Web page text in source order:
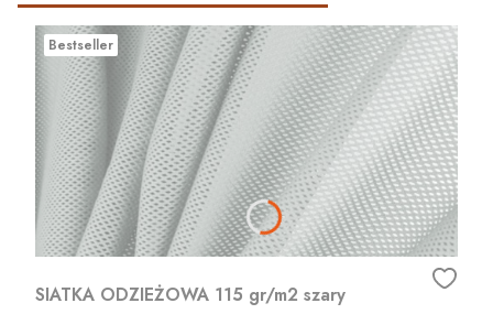
Bestseller
SIATKA ODZIEŻOWA 115 gr/m2 szary